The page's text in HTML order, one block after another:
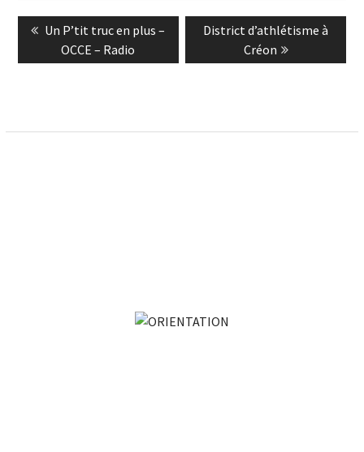
Navigation
de
l’article
Previous
post:
Un P’tit truc en plus –
OCCE – Radio
Next
District d’athlétisme à
Créon